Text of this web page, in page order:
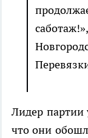
Лидер партии
что они